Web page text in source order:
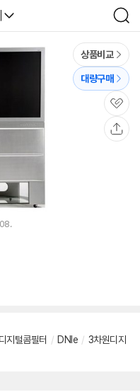
검
색
상품비교
대량구매
관
심
디지털콤필터 / DNIe / 3차원디지